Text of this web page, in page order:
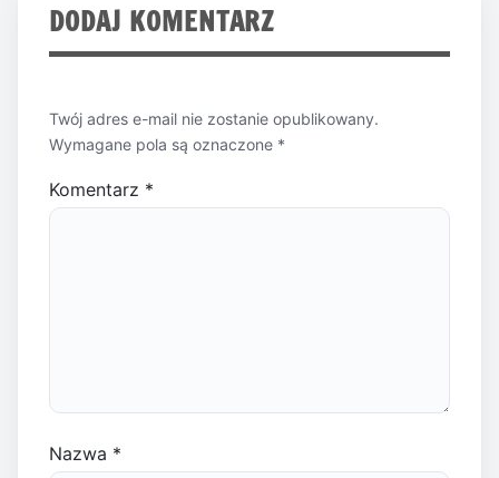
DODAJ KOMENTARZ
Twój adres e-mail nie zostanie opublikowany.
Wymagane pola są oznaczone *
Komentarz *
Nazwa *